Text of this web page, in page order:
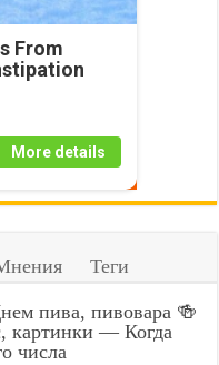
From
More details
Теги
пива, пивовара 🍻
картинки — Когда
числа